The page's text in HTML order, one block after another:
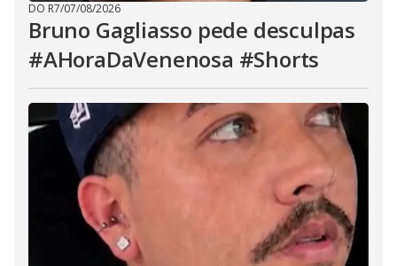
DO R7/07/08/2026
Bruno Gagliasso pede desculpas
#AHoraDaVenenosa #Shorts